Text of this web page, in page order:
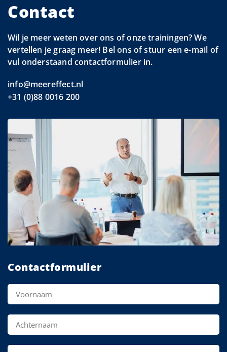
Contact
Wil je meer weten over ons of onze trainingen? We
vertellen je graag meer! Bel ons of stuur een e-mail of
vul onderstaand contactformulier in.
info@meereffect.nl
+31 (0)88 0016 200
Contactformulier